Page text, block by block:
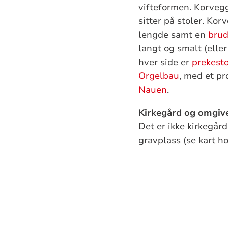
vifteformen.
sitter på stoler.
lengde samt en
langt og smalt
hver side er
Orgelbau, med et
Nauen.
Kirkegård og
Det er ikke
gravplass (se kart